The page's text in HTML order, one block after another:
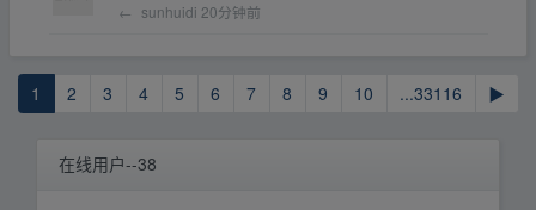
← sunhuidi 20分钟前
1 2 3 4 5 6 7 8 9 10 ...33116 ▶
在线用户--38